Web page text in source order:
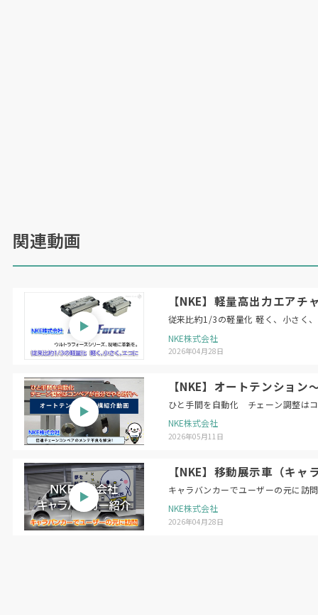
関連動画
【NKE】軽量高出力エア
従来比約1/3の軽量化 軽く、小さく
NKE株式会社
2026年04月28日
【NKE】オートテンショ
ひと手間を自動化 チェーン調整は
NKE株式会社
2026年05月11日
【NKE】移動展示車（キ
キャラバンカーでユーザーの元に訪問
NKE株式会社
2026年04月28日